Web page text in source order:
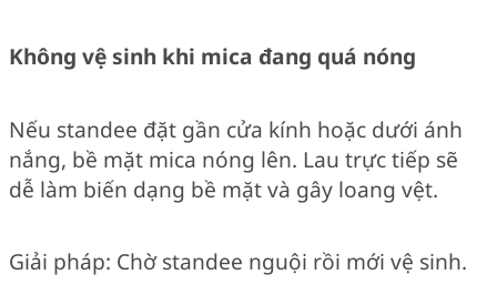
Không vệ sinh khi mica đang quá nóng
Nếu standee đặt gần cửa kính hoặc dưới ánh
nắng, bề mặt mica nóng lên. Lau trực tiếp sẽ
dễ làm biến dạng bề mặt và gây loang vệt.
Giải pháp: Chờ standee nguội rồi mới vệ sinh.